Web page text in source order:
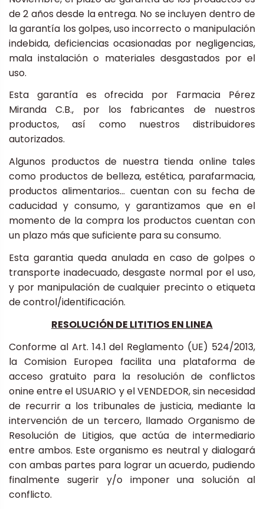
de 2 años desde la entrega. No se incluyen dentro de
la garantía los golpes, uso incorrecto o manipulación
indebida, deficiencias ocasionadas por negligencias,
mala instalación o materiales desgastados por el
uso.
Esta garantía es ofrecida por Farmacia Pérez
Miranda C.B., por los fabricantes de nuestros
productos, así como nuestros distribuidores
autorizados.
Algunos productos de nuestra tienda online tales
como productos de belleza, estética, parafarmacia,
productos alimentarios... cuentan con su fecha de
caducidad y consumo, y garantizamos que en el
momento de la compra los productos cuentan con
un plazo más que suficiente para su consumo.
Esta garantia queda anulada en caso de golpes o
transporte inadecuado, desgaste normal por el uso,
y por manipulación de cualquier precinto o etiqueta
de control/identificación.
RESOLUCIÓN DE LITITIOS EN LINEA
Conforme al Art. 14.1 del Reglamento (UE) 524/2013,
la Comision Europea facilita una plataforma de
acceso gratuito para la resolución de conflictos
onine entre el USUARIO y el VENDEDOR, sin necesidad
de recurrir a los tribunales de justicia, mediante la
intervención de un tercero, llamado Organismo de
Resolución de Litigios, que actúa de intermediario
entre ambos. Este organismo es neutral y dialogará
con ambas partes para lograr un acuerdo, pudiendo
finalmente sugerir y/o imponer una solución al
conflicto.